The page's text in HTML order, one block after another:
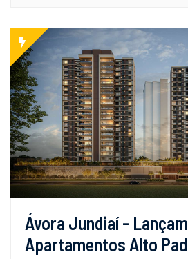
Ávora Jundiaí -
Apartamentos Alto